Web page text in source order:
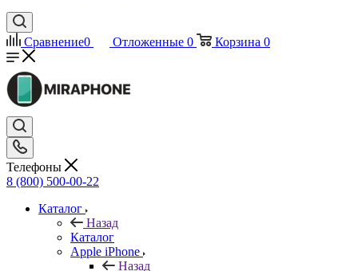
Сравнение0 Отложенные 0 Корзина 0
Телефоны
8 (800) 500-00-22
Каталог
Назад
Каталог
Apple iPhone
Назад